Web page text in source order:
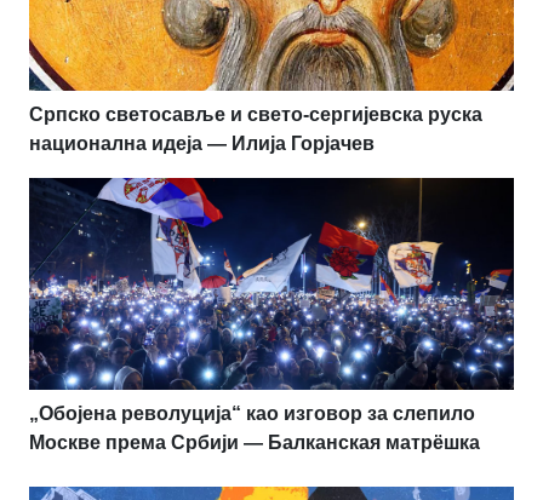
Српско светосавље и свето-сергијевска руска
национална идеја — Илија Горјачев
„Обојена револуција“ као изговор за слепило
Москве према Србији — Балканская матрёшка